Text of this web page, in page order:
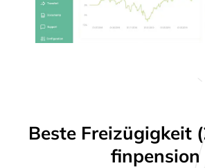
Beste Freizügigkeit
finpension